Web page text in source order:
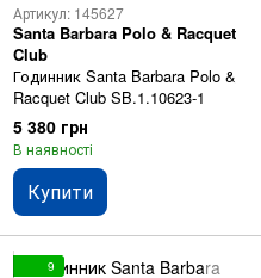
Артикул: 145627
Santa Barbara Polo & Racquet
Club
Годинник Santa Barbara Polo &
Racquet Club SB.1.10623-1
5 380 грн
В наявності
Купити
9